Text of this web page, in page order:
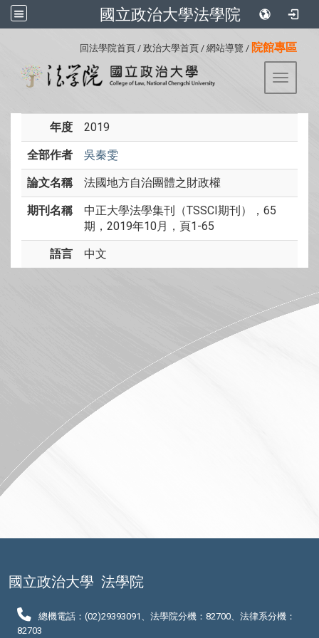
國立政治大學法學院
回法學院首頁 / 政治大學首頁 / 網站導覽 / 院館專區
Toggle
年度 2019
全部作者 吳秦雯
論文名稱 法國地方自治團體之財政權
期刊名稱
中正大學法學集刊（TSSCI期刊），65
期，2019年10月，頁1-65
語言 中文
國立政治大學 法學院
總機電話：(02)29393091、法學院分機：82700、法律系分機：
82703